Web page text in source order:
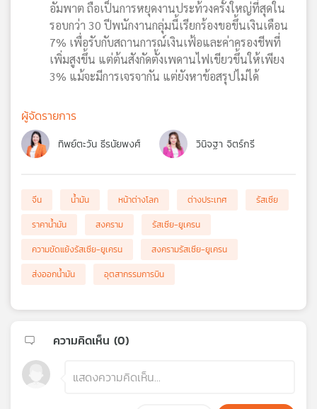
อัมพาต ถือเป็นการหยุดงานประท้วงครั้งใหญ่ที่สุดใน
รอบกว่า 30 ปีพนักงานกลุ่มนี้เรียกร้องขอขึ้นเงินเดือน
7% เพื่อรับกับสถานการณ์เงินเฟ้อและค่าครองชีพที่
เพิ่มสูงขึ้น แต่ต้นสังกัดตั้งเพดานไฟเขียวขึ้นให้เพียง
3% แม้จะมีการเจรจากัน แต่ยังหาข้อสรุปไม่ได้
ผู้จัดรายการ
ทิพย์ตะวัน ธีรนัยพงศ์ วินิจฐา จิตร์กรี
จีน น้ำมัน หน้าต่างโลก ต่างประเทศ
รัสเซีย
ราคาน้ำมัน
สงคราม
รัสเซีย-ยูเครน
ความขัดแย้งรัสเซีย-ยูเครน
สงครามรัสเซีย-ยูเครน
ส่งออกน้ำมัน
อุตสากรรมการบิน
ความคิดเห็น (0)